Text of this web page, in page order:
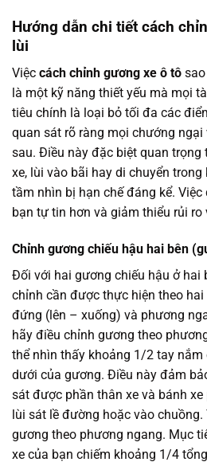
Hướng dẫn chi tiết cách
lùi
Việc cách chỉnh gương xe ô tô
là một kỹ năng thiết yếu mà mọi
tiêu chính là loại bỏ tối đa các
quan sát rõ ràng mọi chướng
sau. Điều này đặc biệt quan
xe, lùi vào bãi hay di chuyển
tầm nhìn bị hạn chế đáng kể.
bạn tự tin hơn và giảm thiểu rủi
Chỉnh gương chiếu hậu hai bên
Đối với hai gương chiếu hậu ở hai
chỉnh cần được thực hiện theo
đứng (lên – xuống) và phương
hãy điều chỉnh gương theo
thể nhìn thấy khoảng 1/2 tay
dưới của gương. Điều này đảm
sát được phần thân xe và bánh
lùi sát lề đường hoặc vào chuồng.
gương theo phương ngang. Mục
xe của bạn chiếm khoảng 1/4